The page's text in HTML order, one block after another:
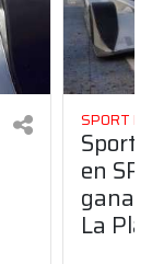
SPORT
Sport
en
La